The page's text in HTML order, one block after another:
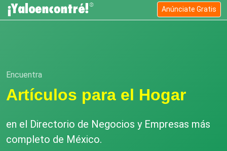
Anúnciate Gratis
Encuentra
Artículos para el Hogar
en el Directorio de Negocios y Empresas más
completo de México.